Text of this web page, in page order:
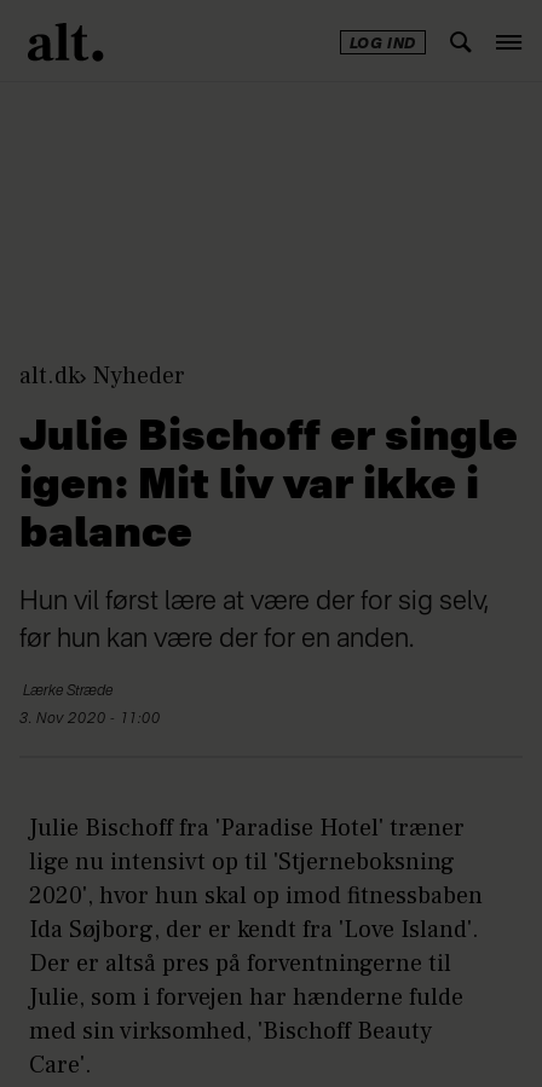
LOG IND
alt.dk Nyheder
Julie Bischoff er single
igen: Mit liv var ikke i
balance
Hun vil først lære at være der for sig selv,
før hun kan være der for en anden.
Lærke Stræde
3. Nov 2020 - 11:00
Julie Bischoff fra 'Paradise Hotel' træner
lige nu intensivt op til 'Stjerneboksning
2020', hvor hun skal op imod fitnessbaben
Ida Søjborg, der er kendt fra 'Love Island'.
Der er altså pres på forventningerne til
Julie, som i forvejen har hænderne fulde
med sin virksomhed, 'Bischoff Beauty
Care'.